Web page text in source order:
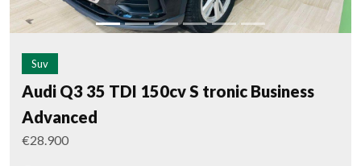
Suv
Audi Q3 35 TDI 150cv S tronic Business
Advanced
€28.900